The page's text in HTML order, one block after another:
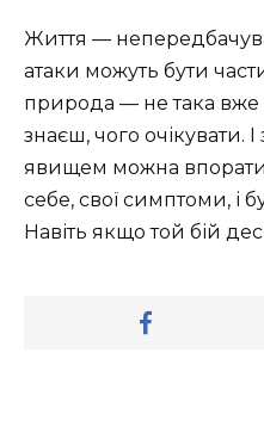
Життя —
атаки можуть бути
природа — не така вже
знаєш, чого очікувати.
явищем можна
себе, свої симптоми, і
Навіть якщо той бій